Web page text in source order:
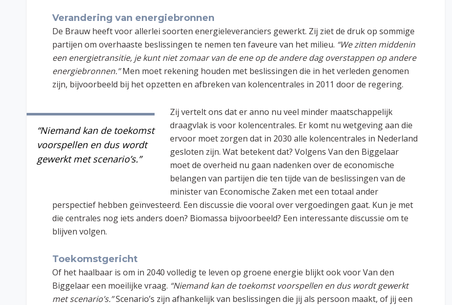
Verandering van energiebronnen
De Brauw heeft voor allerlei soorten energieleveranciers gewerkt. Zij ziet de druk op sommige
partijen om overhaaste beslissingen te nemen ten faveure van het milieu. “We zitten middenin
een energietransitie, je kunt niet zomaar van de ene op de andere dag overstappen op andere
energiebronnen.”Men moet rekening houden met beslissingen die in het verleden genomen
zijn, bijvoorbeeld bij het opzetten en afbreken van kolencentrales in 2011 door de regering.
“Niemand kan de toekomst
voorspellen en dus wordt
gewerkt met scenario’s.”
Zij vertelt ons dat er anno nu veel minder maatschappelijk
draagvlak is voor kolencentrales. Er komt nu wetgeving aan die
ervoor moet zorgen dat in 2030 alle kolencentrales in Nederland
gesloten zijn. Wat betekent dat? Volgens Van den Biggelaar
moet de overheid nu gaan nadenken over de economische
belangen van partijen die ten tijde van de beslissingen van de
minister van Economische Zaken met een totaal ander
perspectief hebben geïnvesteerd. Een discussie die vooral over vergoedingen gaat. Kun je met
die centrales nog iets anders doen? Biomassa bijvoorbeeld? Een interessante discussie om te
blijven volgen.
Toekomstgericht
Of het haalbaar is om in 2040 volledig te leven op groene energie blijkt ook voor Van den
Biggelaar een moeilijke vraag. “Niemand kan de toekomst voorspellen en dus wordt gewerkt
met scenario’s.”Scenario’s zijn afhankelijk van beslissingen die jij als persoon maakt, of jij een